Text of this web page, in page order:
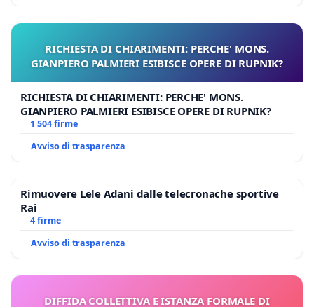
RICHIESTA DI CHIARIMENTI: PERCHE' MONS.
GIANPIERO PALMIERI ESIBISCE OPERE DI RUPNIK?
RICHIESTA DI CHIARIMENTI: PERCHE' MONS.
GIANPIERO PALMIERI ESIBISCE OPERE DI RUPNIK?
1 504 firme
Avviso di trasparenza
Rimuovere Lele Adani dalle telecronache sportive
Rai
4 firme
Avviso di trasparenza
DIFFIDA COLLETTIVA E ISTANZA FORMALE DI